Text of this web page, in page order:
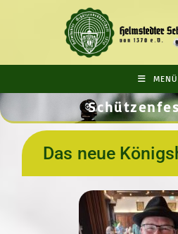
MENÜ
Das neue